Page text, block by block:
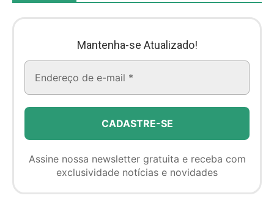
Mantenha-se Atualizado!
Assine nossa newsletter gratuita e receba com
exclusividade notícias e novidades